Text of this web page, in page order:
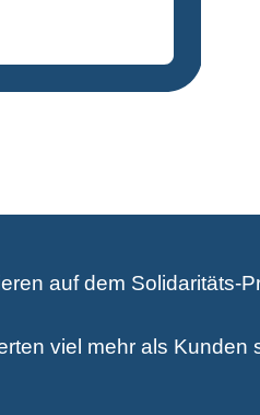
auf dem Solidaritäts-
viel mehr als Kunden